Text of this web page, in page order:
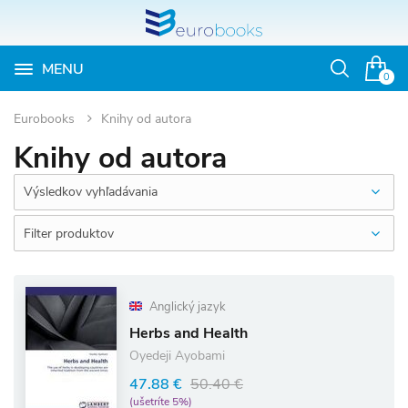
0
MENU
Otvoriť
Eurobooks Knihy od autora
Knihy od autora
Výsledkov vyhľadávania
Filter produktov
Anglický jazyk
Herbs and Health
Oyedeji Ayobami
47.88 € 50.40 €
(ušetríte 5%)